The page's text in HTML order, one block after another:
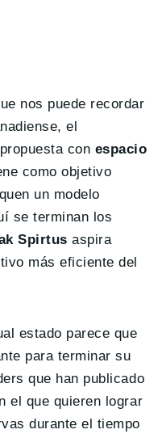
nos puede recordar
el
con espacio
como objetivo
un modelo
se terminan los
Spirtus aspira
más eficiente del
estado parece que
para terminar su
que han publicado
el que quieren lograr
durante el tiempo